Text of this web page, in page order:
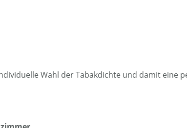
Wahl der Tabakdichte und damit eine